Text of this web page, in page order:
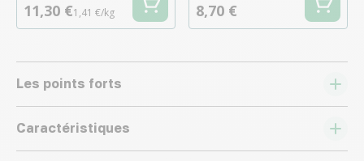
11,30 €1,41 €/kg 8,70 €
Les points forts
Caractéristiques